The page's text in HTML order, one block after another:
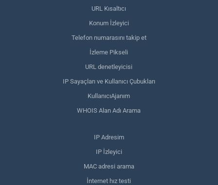
URL Kısaltıcı
Konum İzleyici
Telefon numarasını takip et
İzleme Pikseli
URL denetleyicisi
IP Sayaçları ve Kullanıcı Çubukları
KullanıcıAjanım
WHOIS Alan Adı Arama
IP Adresim
IP İzleyici
MAC adresi arama
İnternet hız testi